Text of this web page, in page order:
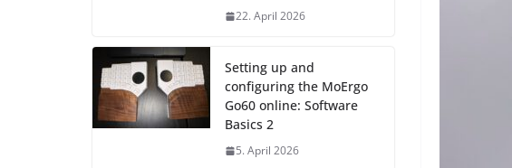
22. April 2026
Setting up and
configuring the MoErgo
Go60 online: Software
Basics 2
5. April 2026